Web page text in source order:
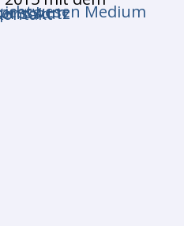
Medium